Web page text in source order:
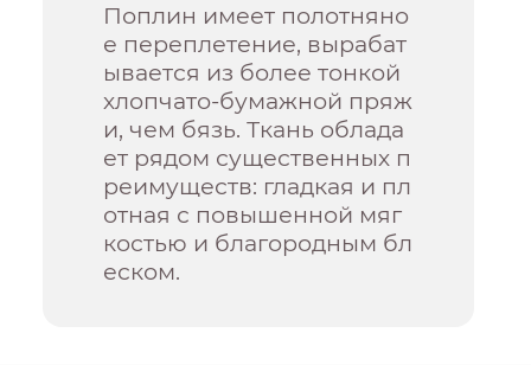
Поплин имеет полотняно
е переплетение, вырабат
ывается из более тонкой
хлопчато-бумажной пряж
и, чем бязь. Ткань облада
ет рядом существенных п
реимуществ: гладкая и пл
отная с повышенной мяг
костью и благородным бл
еском.